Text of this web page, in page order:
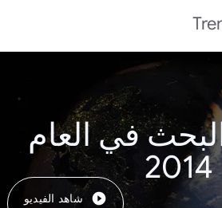
في العام
2014
شاهد الفيديو